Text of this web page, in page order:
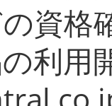
資格
利用